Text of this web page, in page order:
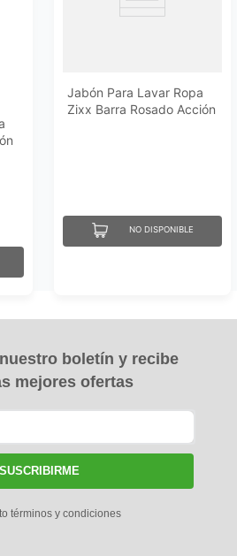
Jabón Para Lavar Ropa
Zixx Barra Rosado Acción
NO DISPONIBLE
boletín y recibe
mejores ofertas
SUSCRIBIRME
términos y condiciones